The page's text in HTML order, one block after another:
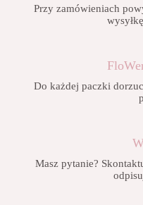
Przy zamówieniach
Do każdej paczki
Masz pytanie?